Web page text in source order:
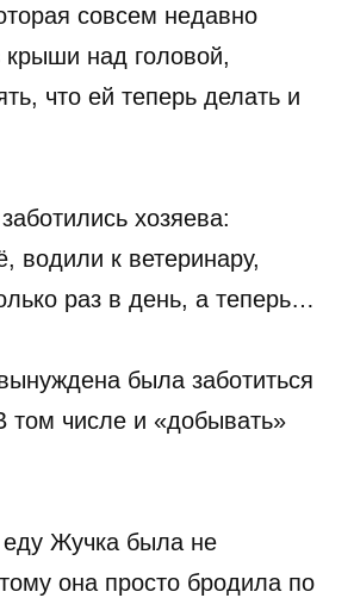
совсем недавно
крыши над головой,
что ей теперь делать и
хозяева:
водили к ветеринару,
раз в день, а теперь…
была заботиться
том числе и «добывать»
Жучка была не
она просто бродила по